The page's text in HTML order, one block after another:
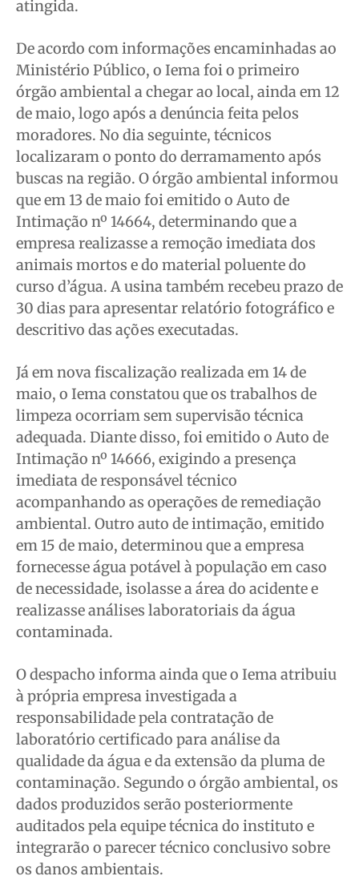
atingida.
De acordo com informações encaminhadas ao
Ministério Público, o Iema foi o primeiro
órgão ambiental a chegar ao local, ainda em 12
de maio, logo após a denúncia feita pelos
moradores. No dia seguinte, técnicos
localizaram o ponto do derramamento após
buscas na região. O órgão ambiental informou
que em 13 de maio foi emitido o Auto de
Intimação nº 14664, determinando que a
empresa realizasse a remoção imediata dos
animais mortos e do material poluente do
curso d’água. A usina também recebeu prazo de
30 dias para apresentar relatório fotográfico e
descritivo das ações executadas.
Já em nova fiscalização realizada em 14 de
maio, o Iema constatou que os trabalhos de
limpeza ocorriam sem supervisão técnica
adequada. Diante disso, foi emitido o Auto de
Intimação nº 14666, exigindo a presença
imediata de responsável técnico
acompanhando as operações de remediação
ambiental. Outro auto de intimação, emitido
em 15 de maio, determinou que a empresa
fornecesse água potável à população em caso
de necessidade, isolasse a área do acidente e
realizasse análises laboratoriais da água
contaminada.
O despacho informa ainda que o Iema atribuiu
à própria empresa investigada a
responsabilidade pela contratação de
laboratório certificado para análise da
qualidade da água e da extensão da pluma de
contaminação. Segundo o órgão ambiental, os
dados produzidos serão posteriormente
auditados pela equipe técnica do instituto e
integrarão o parecer técnico conclusivo sobre
os danos ambientais.